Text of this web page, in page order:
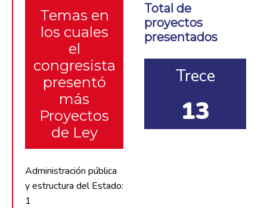
Temas en
los cuales
el
congresista
presentó
más
Proyectos
de Ley
Administración pública
y estructura del Estado:
1
Total de
proyectos
presentados
Trece
13